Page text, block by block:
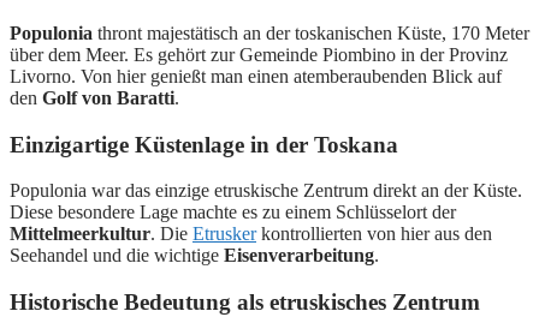
Populonia thront majestätisch an der toskanischen Küste, 170 Meter
über dem Meer. Es gehört zur Gemeinde Piombino in der Provinz
Livorno. Von hier genießt man einen atemberaubenden Blick auf
den Golf von Baratti.
Einzigartige Küstenlage in der Toskana
Populonia war das einzige etruskische Zentrum direkt an der Küste.
Diese besondere Lage machte es zu einem Schlüsselort der
Mittelmeerkultur. Die Etruskerkontrollierten von hier aus den
Seehandel und die wichtige Eisenverarbeitung.
Historische Bedeutung als etruskisches Zentrum